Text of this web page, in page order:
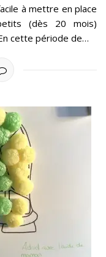
à mettre en place
(dès 20 mois)
cette période de…